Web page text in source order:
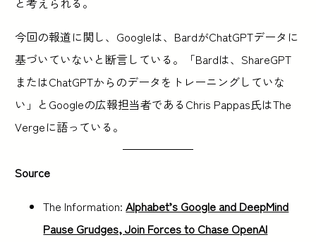
今回の報道に関し、Googleは、BardがChatGPTデータに
基づいていないと断言している。「Bardは、ShareGPT
またはChatGPTからのデータをトレーニングしていな
い」とGoogleの広報担当者であるChris Pappas氏はThe
Vergeに語っている。
Source
The Information:Alphabet’s Google and DeepMind
Pause Grudges, Join Forces to Chase OpenAI